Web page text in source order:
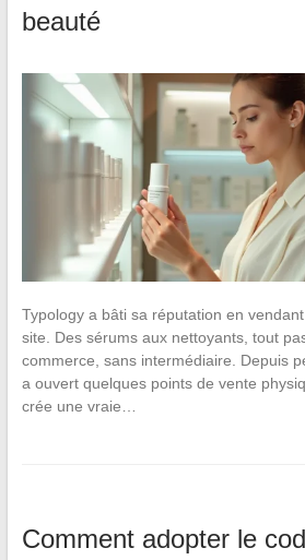
beauté
Typology a bâti sa réputation en
site. Des sérums aux nettoyants, tout
commerce, sans intermédiaire. Depuis
a ouvert quelques points de vente
crée une vraie…
Comment adopter le